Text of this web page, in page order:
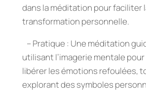
dans la méditation pour faciliter
transformation personnelle.
– Pratique : Une méditation
utilisant l’imagerie mentale
libérer les émotions refoulées,
explorant des symboles